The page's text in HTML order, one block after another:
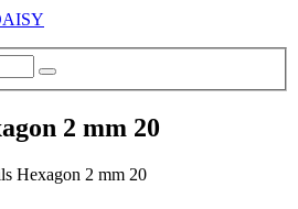
2 mm 20
Hexagon 2 mm 20